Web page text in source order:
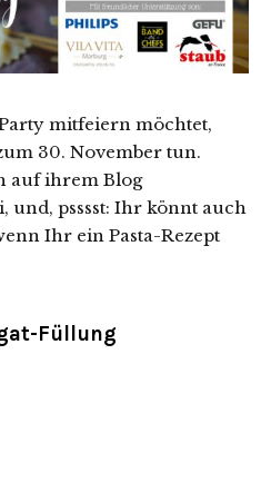
Party mitfeiern möchtet,
30. November tun.
auf ihrem Blog
und, psssst: Ihr könnt auch
Ihr ein Pasta-Rezept
Füllung